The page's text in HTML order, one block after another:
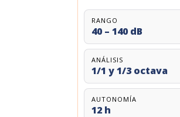
RANGO
40 – 140 dB
ANÁLISIS
1/1 y 1/3 octava
AUTONOMÍA
12 h